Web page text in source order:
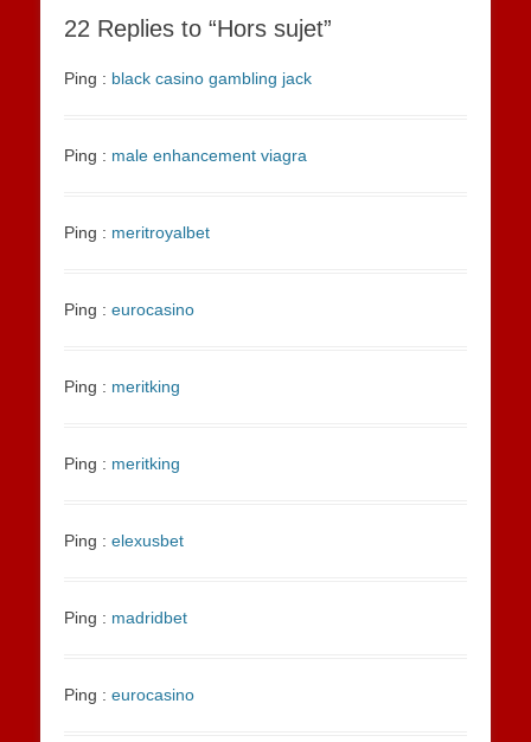
22 Replies to “Hors sujet”
Ping : black casino gambling jack
Ping : male enhancement viagra
Ping : meritroyalbet
Ping : eurocasino
Ping : meritking
Ping : meritking
Ping : elexusbet
Ping : madridbet
Ping : eurocasino